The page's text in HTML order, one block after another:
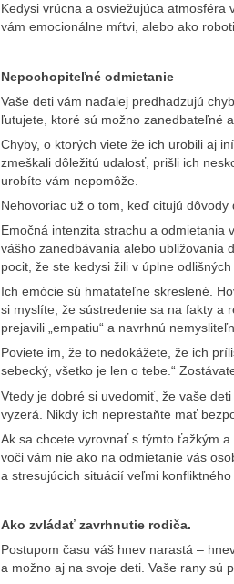
Kedysi vrúcna a osviežujúca
vám emocionálne mŕtvi, alebo ako
Nepochopiteľné odmietanie
Vaše deti vám naďalej predhadzujú
ľutujete, ktoré sú možno zanedbateľné
Chyby, o ktorých viete že ich urobili aj
zmeškali dôležitú udalosť, prišli ich
urobíte vám nepomôže.
Nehovoriac už o tom, keď citujú
Emočná intenzita strachu a
vášho zanedbávania alebo ubližovania
pocit, že ste kedysi žili v úplne
Ich emócie sú hmatateľne skreslené.
si myslíte, že sústredenie sa na fakty a
prejavili „empatiu“ a navrhnú
Poviete im, že to nedokážete, že ich
sebecký, všetko je len o tebe.“
Vtedy je dobré si uvedomiť, že vaše
vyzerá. Nikdy ich neprestaňte mať
Ak sa chcete vyrovnať s týmto ťažkým
voči vám nie ako na odmietanie vás
a stresujúcich situácií veľmi
Ako zvládať zavrhnutie rodiča.
Postupom času váš hnev narastá –
a možno aj na svoje deti. Vaše rany sú